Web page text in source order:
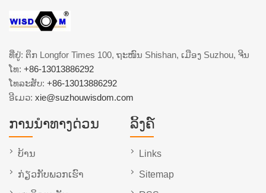
ທີ່ຢູ່: ຕຶກ Longfor Times 100, ຖະໜົນ Shishan, ເມືອງ Suzhou, ຈີນ
ໂທ: +86-13013886292
ໂທລະສັບ: +86-13013886292
ອີເມວ: xie@suzhouwisdom.com
ການນໍາທາງດ່ວນ
ບ້ານ
ກ່ຽວກັບພວກເຮົາ
ລິ້ງຄ໌
Links
Sitemap